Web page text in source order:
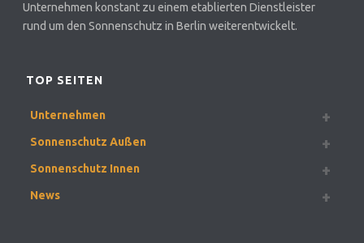
Unternehmen konstant zu einem etablierten Dienstleister
rund um den Sonnenschutz in Berlin weiterentwickelt.
TOP SEITEN
Unternehmen
Sonnenschutz Außen
Sonnenschutz Innen
News